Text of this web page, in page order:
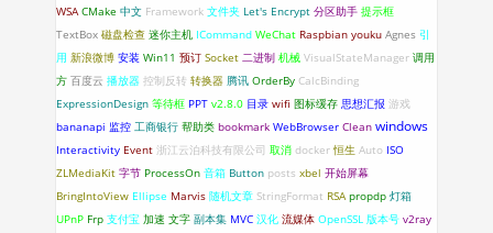
WSA CMake 中文 Framework 文件夹 Let's Encrypt 分区助手 提示框
TextBox 磁盘检查 迷你主机 ICommand WeChat Raspbian youku Agnes 引
用 新浪微博 安装 Win11 预订 Socket 二进制 机械 VisualStateManager 调用
方 百度云 播放器 控制反转 转换器 腾讯 OrderBy CalcBinding
ExpressionDesign 等待框 PPT v2.8.0 目录 wifi 图标缓存 思想汇报 游戏
bananapi 监控 工商银行 帮助类 bookmark WebBrowser Clean windows
Interactivity Event 浙江云泊科技有限公司 取消 docker 恒生 Auto ISO
ZLMediaKit 字节 ProcessOn 音箱 Button posts xbel 开始屏幕
BringIntoView Ellipse Marvis 随机文章 StringFormat RSA propdp 灯箱
UPnP Frp 支付宝 加速 文字 副本集 MVC 汉化 流媒体 OpenSSL 版本号 v2ray